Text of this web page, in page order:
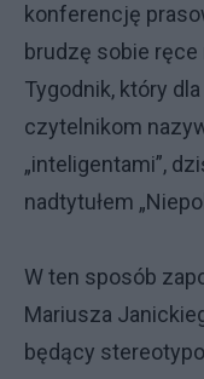
konferencję
brudzę sobie ręce
Tygodnik, który
czytelnikom
„inteligentami”,
nadtytułem
W ten sposób
Mariusza
będący